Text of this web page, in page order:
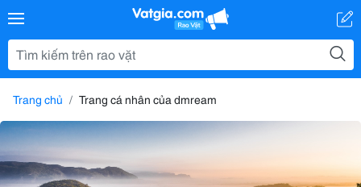
Trang chủ Trang cá nhân của dmream